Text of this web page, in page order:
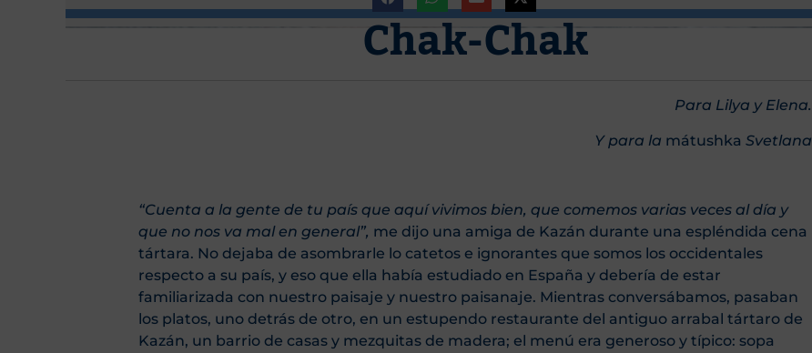
Chak-Chak
Para Lilya y Elena.
Y para la mátushka Svetlana
“Cuenta a la gente de tu país que aquí vivimos bien, que comemos varias veces al día y
que no nos va mal en general”, me dijo una amiga de Kazán durante una espléndida cena
tártara. No dejaba de asombrarle lo catetos e ignorantes que somos los occidentales
respecto a su país, y eso que ella había estudiado en España y debería de estar
familiarizada con nuestro paisaje y nuestro paisanaje. Mientras conversábamos, pasaban
los platos, uno detrás de otro, en un estupendo restaurante del antiguo arrabal tártaro de
Kazán, un barrio de casas y mezquitas de madera; el menú era generoso y típico: sopa